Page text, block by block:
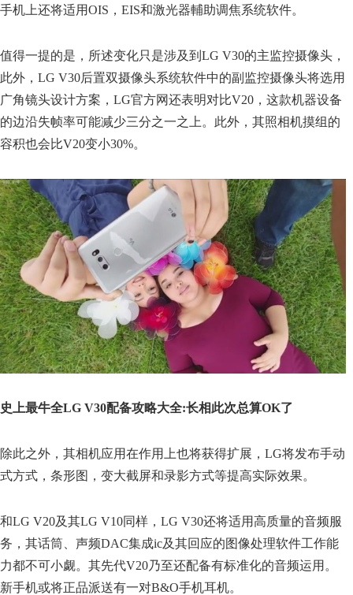
手机上还将适用OIS，EIS和激光器輔助调焦系统软件。
值得一提的是，所述变化只是涉及到LG V30的主监控摄像头，
此外，LG V30后置双摄像头系统软件中的副监控摄像头将选用
广角镜头设计方案，LG官方网还表明对比V20，这款机器设备
的边沿失帧率可能减少三分之一之上。此外，其照相机摸组的
容积也会比V20变小30%。
史上最牛全LG V30配备攻略大全:长相此次总算OK了
除此之外，其相机应用在作用上也将获得扩展，LG将发布手动
式方式，条形图，变大截屏和录影方式等提高实际效果。
和LG V20及其LG V10同样，LG V30还将适用高质量的音频服
务，其话筒、声频DAC集成ic及其回应的图像处理软件工作能
力都不可小觑。其先代V20乃至还配备有标准化的音频运用。
新手机或将正品派送有一对B&O手机耳机。